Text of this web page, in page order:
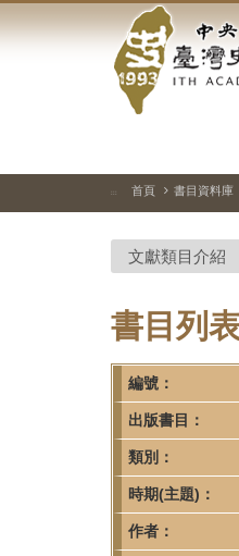
到
中
央
研
院-
臺
灣
史
研
究
所-
首
頁
::: 首頁 書目資料庫
文獻類目介紹
書目列
編號：
出版書目：
類別：
時期(主題)：
作者：